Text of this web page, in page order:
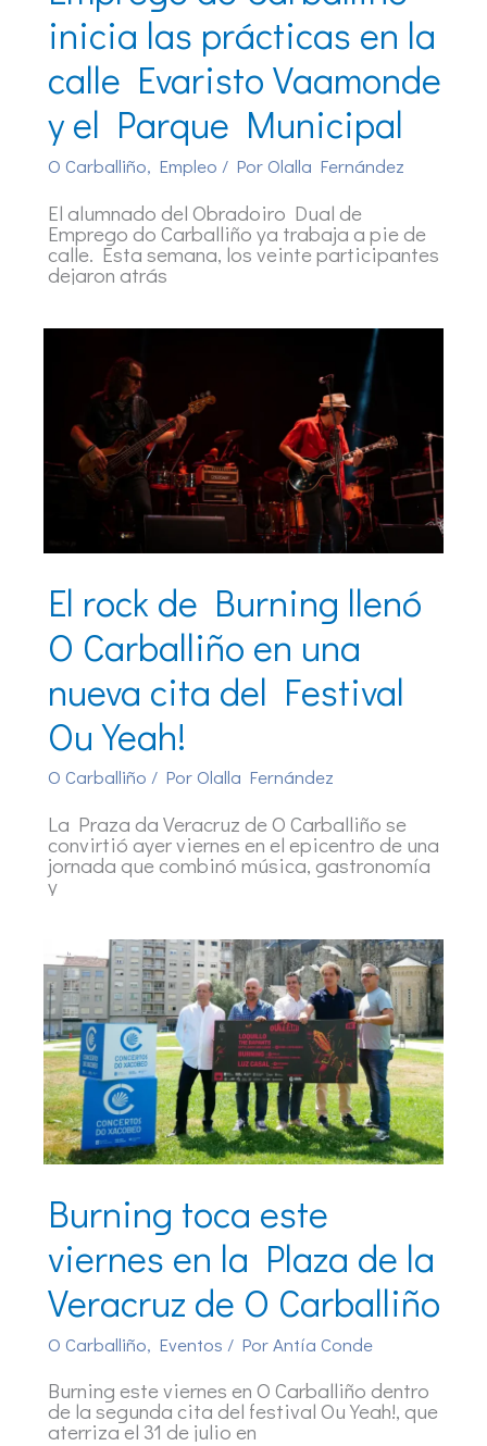
inicia las prácticas en la
calle Evaristo Vaamonde
y el Parque Municipal
O Carballiño, Empleo / PorOlalla Fernández
El alumnado del Obradoiro Dual de
Emprego do Carballiño ya trabaja a pie de
calle. Esta semana, los veinte participantes
dejaron atrás
El rock de Burning llenó
O Carballiño en una
nueva cita del Festival
Ou Yeah!
O Carballiño / PorOlalla Fernández
La Praza da Veracruz de O Carballiño se
convirtió ayer viernes en el epicentro de una
jornada que combinó música, gastronomía
y
Burning toca este
viernes en la Plaza de la
Veracruz de O Carballiño
O Carballiño, Eventos / PorAntía Conde
Burning este viernes en O Carballiño dentro
de la segunda cita del festival Ou Yeah!, que
aterriza el 31 de julio en